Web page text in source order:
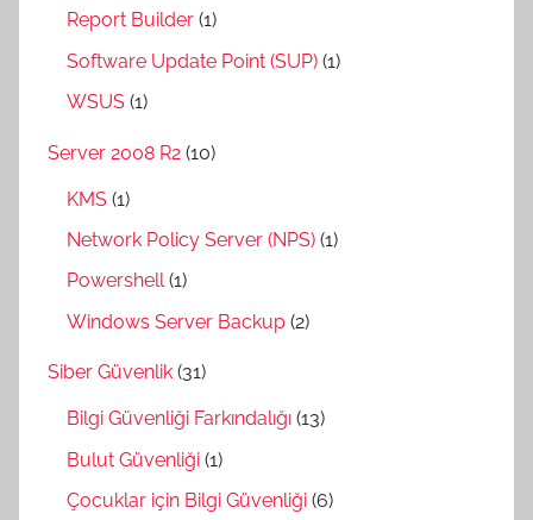
Report Builder (1)
Software Update Point (SUP) (1)
WSUS (1)
Server 2008 R2 (10)
KMS (1)
Network Policy Server (NPS) (1)
Powershell(1)
Windows Server Backup (2)
Siber Güvenlik (31)
Bilgi Güvenliği Farkındalığı (13)
Bulut Güvenliği (1)
Çocuklar için Bilgi Güvenliği (6)